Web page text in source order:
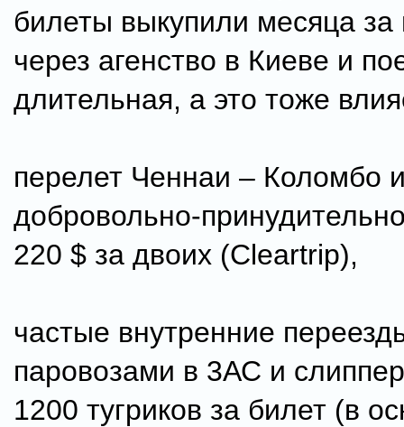
билеты выкупили месяца за
через агенство в Киеве и
длительная, а это тоже
перелет Ченнаи – Коломбо
добровольно-
220 $ за двоих (Сleartrip),
частые внутренние
паровозами в 3АС и
1200 тугриков за билет (в